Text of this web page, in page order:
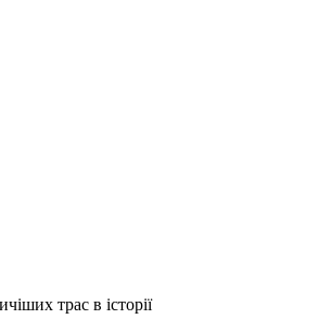
трас в історії